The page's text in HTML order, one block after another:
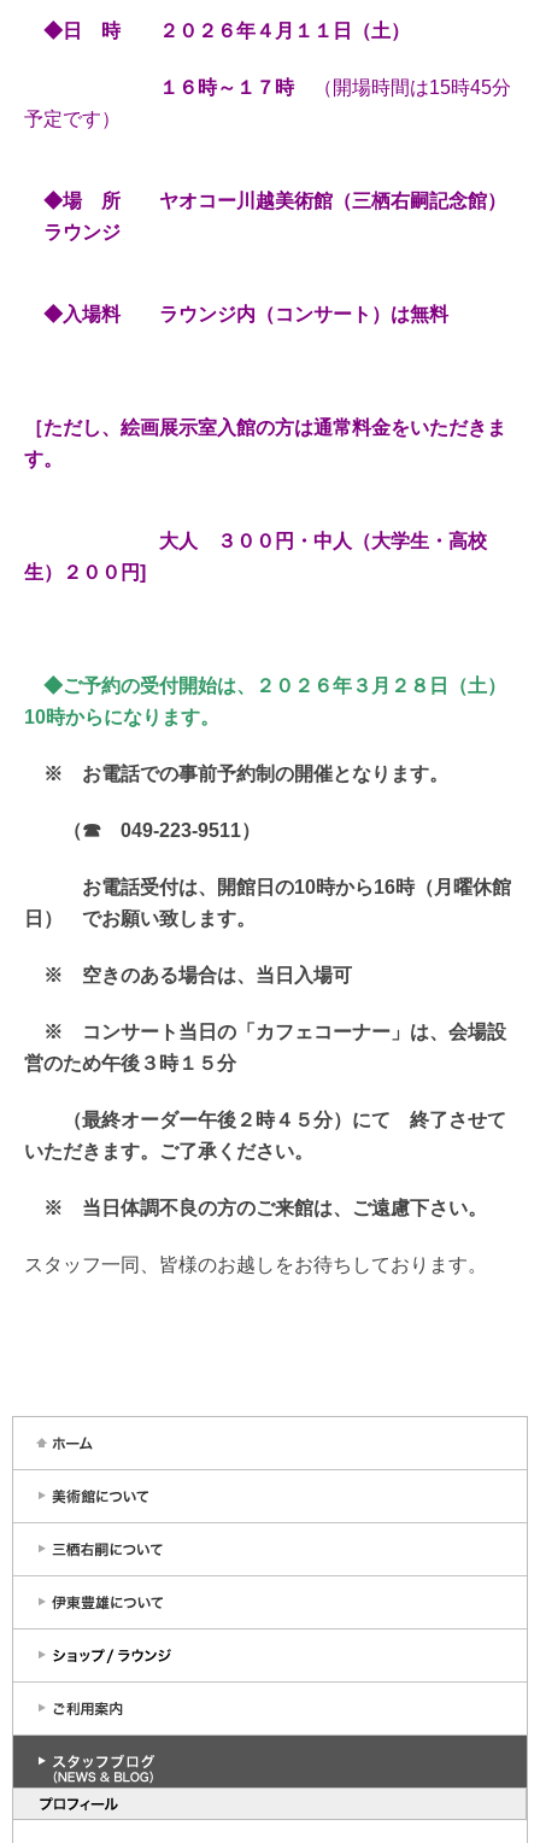
◆日 時 ２０２６年４ 月１１日（土）
１６時～１７時（開場時間は15時45分
予定です）
◆場 所 ヤオコー川越美術館（三栖右嗣記念館）
ラウンジ
◆入場料 ラウンジ内（コンサート）は無料
［ただし、絵画展示室入館の方は通常料金をいただきま
す。
大人 ３００円・中人（大学生・高校
生）２００円]
◆ご予約の受付開始は、２０２６年３月２８ 日（土）
10時からになります。
※ お電話での事前予約制の開催となります。
（☎ 049-223-9511）
お電話受付は、開館日の10時から16時（月曜休館
日） でお願い致します。
※ 空きのある場合は、当日入場可
※ コンサート当日の「カフェコーナー」は、会場設
営のため午後３時１５分
（最終オーダー午後２時４５分）にて 終了させて
いただきます。ご了承ください。
※ 当日体調不良の方のご来館は、ご遠慮下さい。
スタッフ一同、皆様のお越しをお待ちしております。